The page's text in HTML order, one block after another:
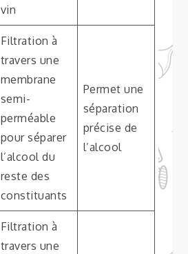
vin
Filtration à
travers une
membrane
semi-
perméable
pour séparer
l’alcool du
reste des
constituants
Permet une
séparation
précise de
l’alcool
Filtration à
travers une